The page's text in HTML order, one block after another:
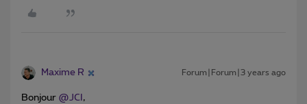
Maxime R Forum|Forum|3 years ago
Bonjour @JCI ,